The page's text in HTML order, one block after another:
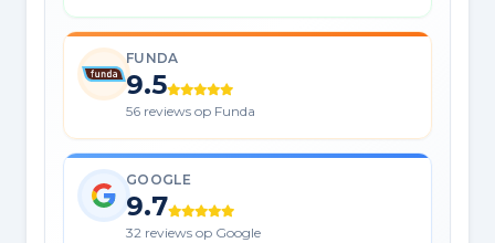
FUNDA
9.5
56 reviews op Funda
GOOGLE
9.7
32 reviews op Google